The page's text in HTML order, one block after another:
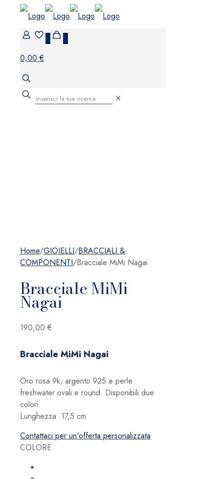
0,00 €
✕
Home/GIOIELLI/BRACCIALI &
COMPONENTI/Bracciale MiMi Nagai
Bracciale MiMi
Nagai
190,00 €
Bracciale MiMi Nagai
Oro rosa 9k, argento 925 e perle
freshwater ovali e round. Disponibili due
colori.
Lunghezza 17,5 cm
Contattaci per un'offerta personalizzata
COLORE